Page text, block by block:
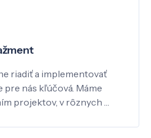
riadiť a implementovať
nás kľúčová. Máme
projektov, v rôznych …